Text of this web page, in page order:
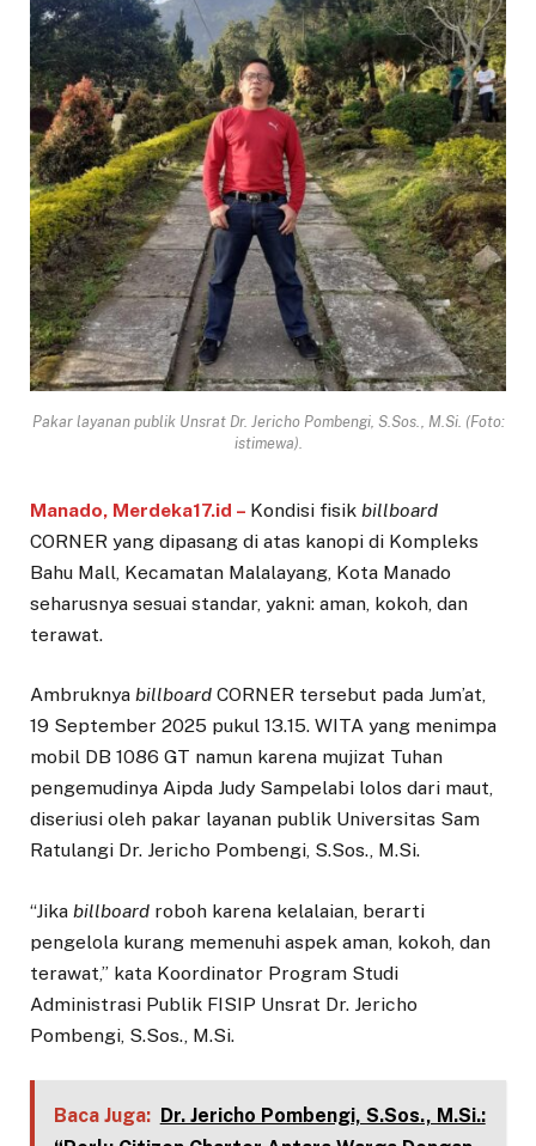
Pakar layanan publik Unsrat Dr. Jericho Pombengi, S.Sos., M.Si. (Foto:
istimewa).
Manado, Merdeka17.id – Kondisi fisik billboard
CORNER yang dipasang di atas kanopi di Kompleks
Bahu Mall, Kecamatan Malalayang, Kota Manado
seharusnya sesuai standar, yakni: aman, kokoh, dan
terawat.
Ambruknya billboard CORNER tersebut pada Jum’at,
19 September 2025 pukul 13.15. WITA yang menimpa
mobil DB 1086 GT namun karena mujizat Tuhan
pengemudinya Aipda Judy Sampelabi lolos dari maut,
diseriusi oleh pakar layanan publik Universitas Sam
Ratulangi Dr. Jericho Pombengi, S.Sos., M.Si.
“Jika billboard roboh karena kelalaian, berarti
pengelola kurang memenuhi aspek aman, kokoh, dan
terawat,” kata Koordinator Program Studi
Administrasi Publik FISIP Unsrat Dr. Jericho
Pombengi, S.Sos., M.Si.
Baca Juga: Dr. Jericho Pombengi, S.Sos., M.Si.: